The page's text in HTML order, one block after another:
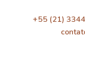
+55 (21)